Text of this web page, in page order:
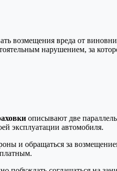
возмещения вреда от
нарушением, за
описывают две
эксплуатации автомобиля.
и обращаться за